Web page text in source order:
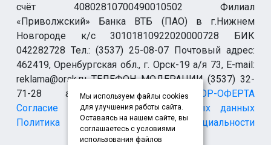
счёт 40802810700490010502 Филиал
«Приволжский» Банка ВТБ (ПАО) в г.Нижнем
Новгороде к/с 30101810922020000728 БИК
042282728 Тел.: (3537) 25-08-07 Почтовый адрес:
462419, Оренбургская обл., г. Орск-19 а/я 73, E-mail:
reklama@orsk.ru ТЕЛЕФОН МОДЕРАЦИИ (3537) 32-
71-28 allsupport@orsk.ruДОГОВОР-ОФЕРТА
Согласие на обработку персональных данных
Политика конфиденциальности
Мы используем файлы cookies
для улучшения работы сайта.
Оставаясь на нашем сайте, вы
соглашаетесь с условиями
использования файлов